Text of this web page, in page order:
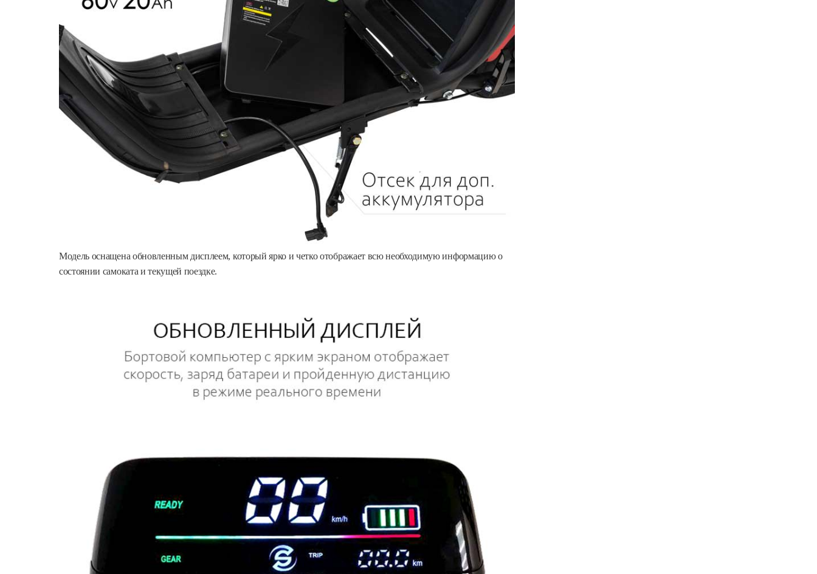
Модель оснащена обновленным дисплеем, который ярко и четко отображает всю необходимую информацию о
состоянии самоката и текущей поездке.